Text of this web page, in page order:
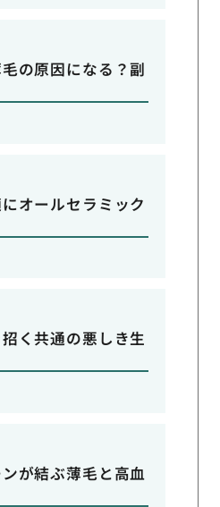
の原因になる？副
オールセラミック
く共通の悪しき生
が結ぶ薄毛と高血